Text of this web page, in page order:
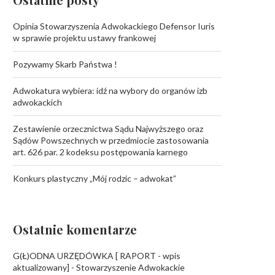
Opinia Stowarzyszenia Adwokackiego Defensor Iuris
w sprawie projektu ustawy frankowej
Pozywamy Skarb Państwa !
Adwokatura wybiera: idź na wybory do organów izb
adwokackich
Zestawienie orzecznictwa Sądu Najwyższego oraz
Sądów Powszechnych w przedmiocie zastosowania
art. 626 par. 2 kodeksu postępowania karnego
Konkurs plastyczny „Mój rodzic – adwokat”
Ostatnie komentarze
G(Ł)ODNA URZĘDÓWKA [ RAPORT - wpis
aktualizowany] - Stowarzyszenie Adwokackie